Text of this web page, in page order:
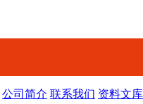
公司简介 联系我们 资料文库